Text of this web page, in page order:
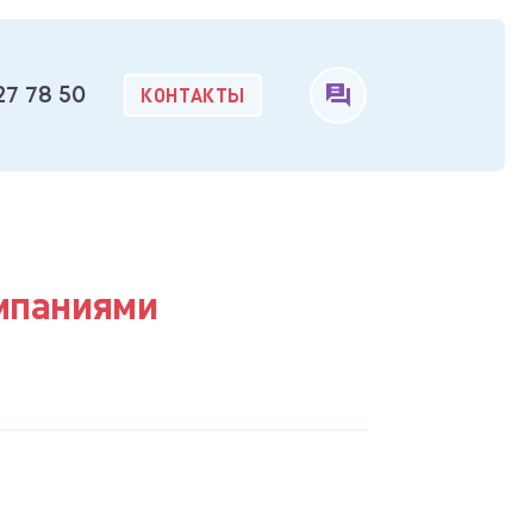
78 50 КОНТАКТЫ